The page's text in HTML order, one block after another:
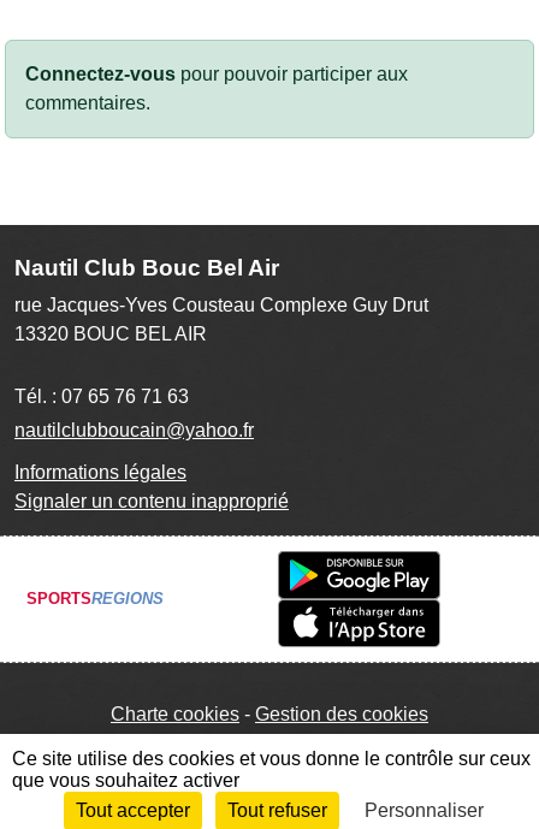
Connectez-vous pour pouvoir participer aux
commentaires.
Nautil Club Bouc Bel Air
rue Jacques-Yves Cousteau Complexe Guy Drut
13320 BOUC BEL AIR
Tél. : 07 65 76 71 63
nautilclubboucain@yahoo.fr
Informations légales
Signaler un contenu inapproprié
SPORTSREGIONS
Charte cookies Gestion des cookies
Envie de participer ? Connexion
Ce site utilise des cookies et vous donne le contrôle sur ceux
que vous souhaitez activer
Tout accepter
Tout refuser Personnaliser